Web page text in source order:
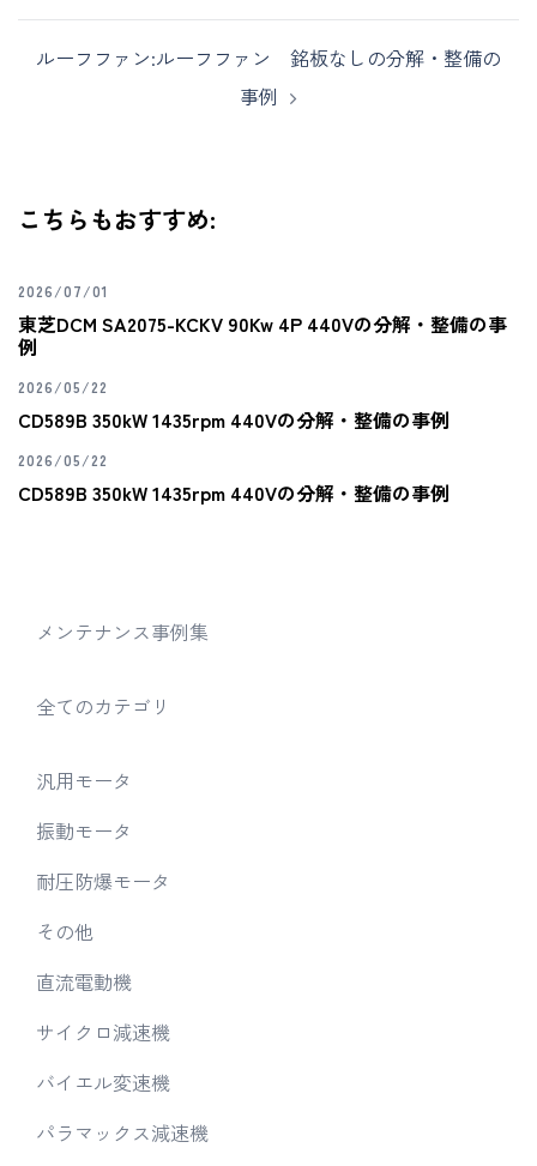
ルーフファン:ルーフファン 銘板なしの分解・整備の
事例
こちらもおすすめ:
2026/07/01
東芝DCM SA2075-KCKV 90Kw 4P 440Vの分解・整備の事
例
2026/05/22
CD589B 350kW 1435rpm 440Vの分解・整備の事例
2026/05/22
CD589B 350kW 1435rpm 440Vの分解・整備の事例
メンテナンス事例集
全てのカテゴリ
汎用モータ
振動モータ
耐圧防爆モータ
その他
直流電動機
サイクロ減速機
バイエル変速機
パラマックス減速機